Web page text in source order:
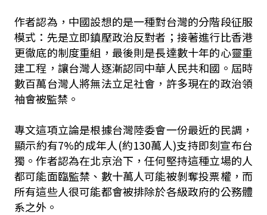
作者認為，中國設想的是一種對台灣的分階段征服
模式：先是立即鎮壓政治反對者；接著進行比香港
更徹底的制度重組，最後則是長達數十年的心靈重
建工程，讓台灣人逐漸認同中華人民共和國。屆時
數百萬台灣人將無法立足社會，許多現在的政治領
袖會被監禁。
專文這項立論是根據台灣陸委會一份最近的民調，
顯示約有7%的成年人(約130萬人)支持即刻宣布台
獨。作者認為在北京治下，任何堅持這種立場的人
都可能面臨監禁、數十萬人可能被剝奪投票權，而
所有這些人很可能都會被排除於各級政府的公務體
系之外。